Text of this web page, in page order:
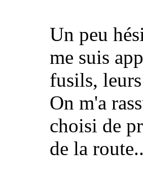
Un peu
me suis
fusils,
On m'a
choisi de
de la